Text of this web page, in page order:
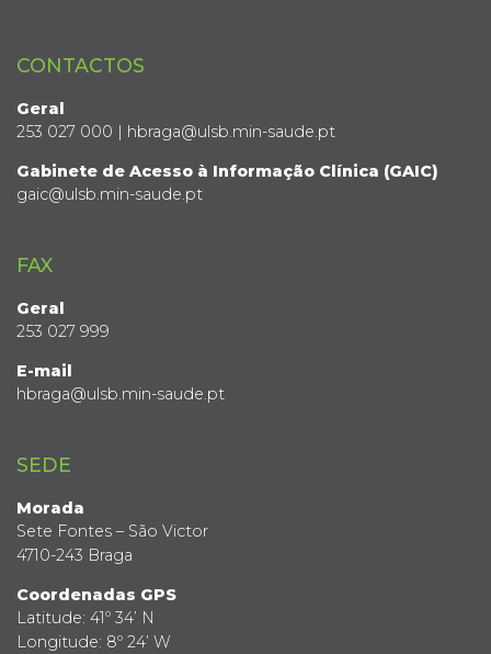
CONTACTOS
Geral
253 027 000 | hbraga@ulsb.min-saude.pt
Gabinete de Acesso à Informação Clínica (GAIC)
gaic@ulsb.min-saude.pt
FAX
Geral
253 027 999
E-mail
hbraga@ulsb.min-saude.pt
SEDE
Morada
Sete Fontes – São Victor
4710-243 Braga
Coordenadas GPS
Latitude: 41º 34’ N
Longitude: 8º 24’ W